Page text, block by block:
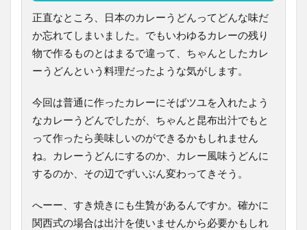
正直なところ、日本のカレーうどんってどんな味だ
か忘れてしまいました。でもいわゆるカレーの残り
物で作るものとはまるで違って、ちゃんとしたカレ
ーうどんという料理だったような気がします。
今回は普通に作ったカレーにそばツユを入れたよう
なカレーうどんでしたが、ちゃんと昆布出汁でもと
って作ったら美味しいのができるかもしれません
ね。カレーうどんにするのか、カレー風味うどんに
するのか、その辺でずいぶん変わってきそう。
へーー、すき焼きにも生贄があるんですか。確かに
関西式の場合は出汁を使いませんから必要かもしれ